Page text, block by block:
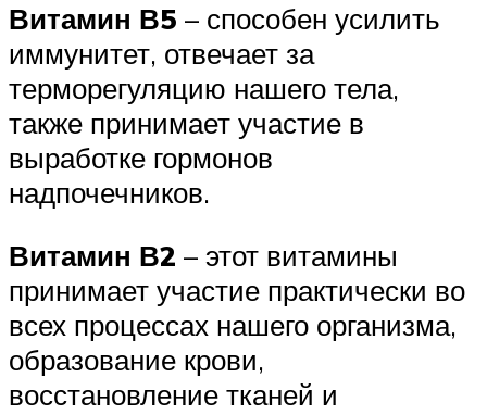
Витамин В5 – способен усилить
иммунитет, отвечает за
терморегуляцию нашего тела,
также принимает участие в
выработке гормонов
надпочечников.
Витамин В2 – этот витамины
принимает участие практически во
всех процессах нашего организма,
образование крови,
восстановление тканей и